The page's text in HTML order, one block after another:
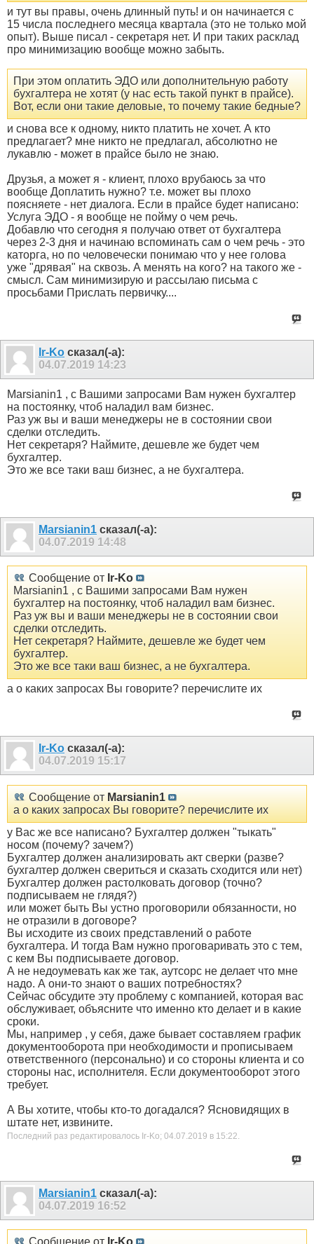
и тут вы правы, очень длинный путь! и он начинается с
15 числа последнего месяца квартала (это не только мой
опыт). Выше писал - секретаря нет. И при таких расклад
про минимизацию вообще можно забыть.
При этом оплатить ЭДО или дополнительную работу
бухгалтера не хотят (у нас есть такой пункт в прайсе).
Вот, если они такие деловые, то почему такие бедные?
и снова все к одному, никто платить не хочет. А кто
предлагает? мне никто не предлагал, абсолютно не
лукавлю - может в прайсе было не знаю.
Друзья, а может я - клиент, плохо врубаюсь за что
вообще Доплатить нужно? т.е. может вы плохо
поясняете - нет диалога. Если в прайсе будет написано:
Услуга ЭДО - я вообще не пойму о чем речь.
Добавлю что сегодня я получаю ответ от бухгалтера
через 2-3 дня и начинаю вспоминать сам о чем речь - это
каторга, но по человечески понимаю что у нее голова
уже "дрявая" на сквозь. А менять на кого? на такого же -
смысл. Сам минимизирую и рассылаю письма с
просьбами Прислать первичку....
Ir-Ko сказал(-а):
04.07.2019 14:23
Marsianin1 , с Вашими запросами Вам нужен бухгалтер
на постоянку, чтоб наладил вам бизнес.
Раз уж вы и ваши менеджеры не в состоянии свои
сделки отследить.
Нет секретаря? Наймите, дешевле же будет чем
бухгалтер.
Это же все таки ваш бизнес, а не бухгалтера.
Marsianin1 сказал(-а):
04.07.2019 14:48
Сообщение от Ir-Ko
Marsianin1 , с Вашими запросами Вам нужен
бухгалтер на постоянку, чтоб наладил вам бизнес.
Раз уж вы и ваши менеджеры не в состоянии свои
сделки отследить.
Нет секретаря? Наймите, дешевле же будет чем
бухгалтер.
Это же все таки ваш бизнес, а не бухгалтера.
а о каких запросах Вы говорите? перечислите их
Ir-Ko сказал(-а):
04.07.2019 15:17
Сообщение от Marsianin1
а о каких запросах Вы говорите? перечислите их
у Вас же все написано? Бухгалтер должен "тыкать"
носом (почему? зачем?)
Бухгалтер должен анализировать акт сверки (разве?
бухгалтер должен свериться и сказать сходится или нет)
Бухгалтер должен растолковать договор (точно?
подписываем не глядя?)
или может быть Вы устно проговорили обязанности, но
не отразили в договоре?
Вы исходите из своих представлений о работе
бухгалтера. И тогда Вам нужно проговаривать это с тем,
с кем Вы подписываете договор.
А не недоумевать как же так, аутсорс не делает что мне
надо. А они-то знают о ваших потребностях?
Сейчас обсудите эту проблему с компанией, которая вас
обслуживает, объясните что именно кто делает и в какие
сроки.
Мы, например , у себя, даже бывает составляем график
документооборота при необходимости и прописываем
ответственного (персонально) и со стороны клиента и со
стороны нас, исполнителя. Если документооборот этого
требует.
А Вы хотите, чтобы кто-то догадался? Ясновидящих в
штате нет, извините.
Последний раз редактировалось Ir-Ko; 04.07.2019 в 15:22.
Marsianin1 сказал(-а):
04.07.2019 16:52